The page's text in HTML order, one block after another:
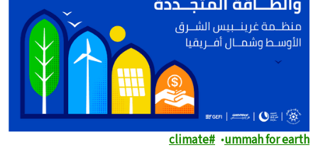
ummah for earth
climate